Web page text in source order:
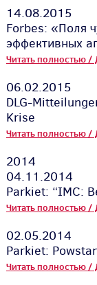
14.08.2015
Forbes: «Поля
эффективных
Читать полностью /
06.02.2015
DLG-
Krise
Читать полностью /
2014
04.11.2014
Parkiet: “IMC:
Читать полностью /
02.05.2014
Parkiet:
Читать полностью /